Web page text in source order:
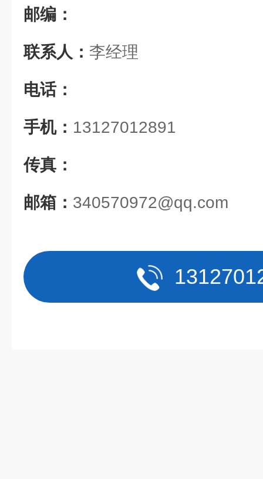
邮编：
联系人： 李经理
电话：
手机： 13127012891
传真：
邮箱： 340570972@qq.com